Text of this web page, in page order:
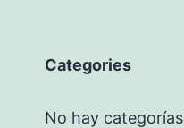
Categories
No hay categorías